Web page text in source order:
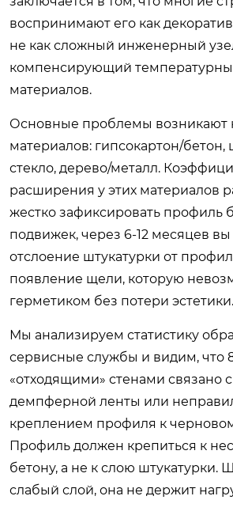
воспринимают его как
не как сложный инженерный
компенсирующий
материалов.
Основные проблемы возникают
материалов: гипсокартон/бетон,
стекло, дерево/металл.
расширения у этих материалов
жестко зафиксировать профиль
подвижек, через 6-12 месяцев
отслоение штукатурки от
появление щели, которую
герметиком без потери эстетики.
Мы анализируем статистику
сервисные службы и видим, что
«отходящими» стенами связано
демпферной ленты или
креплением профиля к
Профиль должен крепиться к
бетону, а не к слою штукатурки.
слабый слой, она не держит